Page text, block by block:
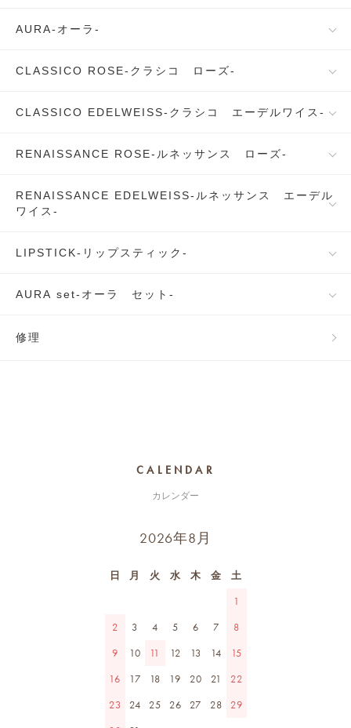
AURA-オーラ-
CLASSICO ROSE-クラシコ ローズ-
CLASSICO EDELWEISS-クラシコ エーデルワイス-
RENAISSANCE ROSE-ルネッサンス ローズ-
RENAISSANCE EDELWEISS-ルネッサンス エーデル
ワイス-
LIPSTICK-リップスティック-
AURA set-オーラ セット-
修理
CALENDAR
カレンダー
2026年8月
日 月 火 水 木 金
土
1
2
3 4 5 6 7
8
9
10 11 12 13 14
15
16
17 18 19 20 21
22
23
24 25 26 27 28
29